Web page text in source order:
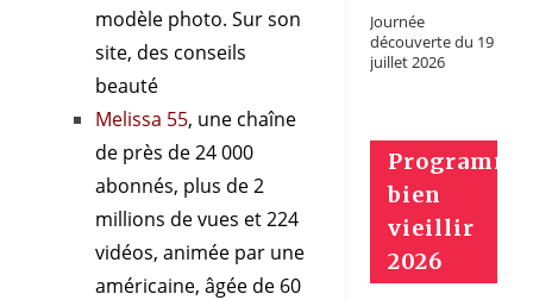
modèle photo. Sur son
site, des conseils
beauté
Melissa 55, une chaîne
de près de 24 000
abonnés, plus de 2
millions de vues et 224
vidéos, animée par une
américaine, âgée de 60
Journée
découverte du 19
juillet 2026
Programme
bien
vieillir
2026